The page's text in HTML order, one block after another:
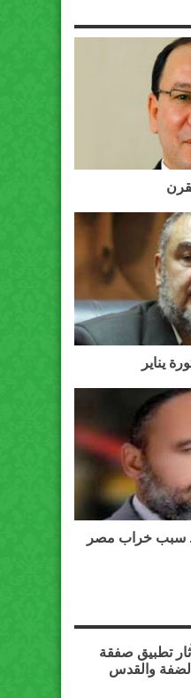
سبب خراب مصر
تطبيق صفقة
والقدس